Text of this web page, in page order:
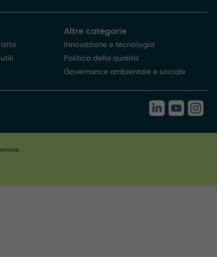
Altre categorie
Innovazione e tecnologia
Politica della qualità
Governance ambientale e sociale